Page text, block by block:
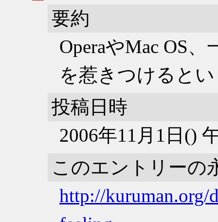
要約
OperaやMac OS
を惹きつけると
投稿日時
2006年11月1日()
このエントリーの
http://kuruman.org/